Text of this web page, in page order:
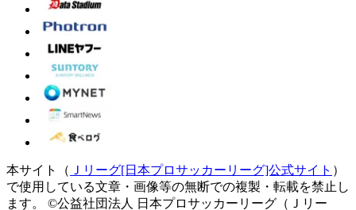
本サイト（ Ｊリーグ[日本プロサッカーリーグ]公式サイト ）
で使用している文章・画像等の無断での複製・転載を禁止し
ます。
©公益社団法人 日本プロサッカーリーグ（Ｊリー